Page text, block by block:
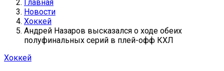
Главная
Новости
Хоккей
Андрей Назаров высказался о ходе обеих
полуфинальных серий в плей-офф КХЛ
Хоккей